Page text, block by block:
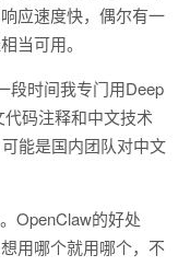
应速度快，偶尔有一
当可用。
段时间我专门用Deep
码注释和中文技术
能是国内团队对中文
OpenClaw的好处
用哪个就用哪个，不